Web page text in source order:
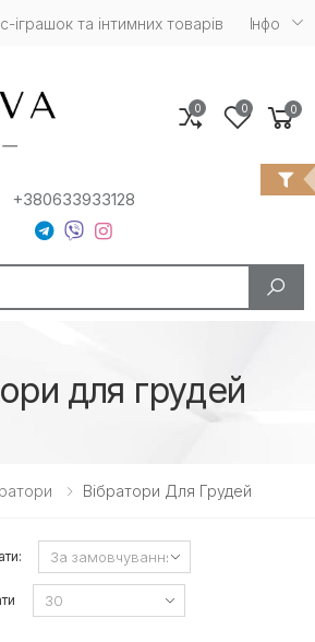
іграшок та інтимних товарів Iнфо
menu
+380633933128
0 0 0
для грудей
Вібратори Для Грудей